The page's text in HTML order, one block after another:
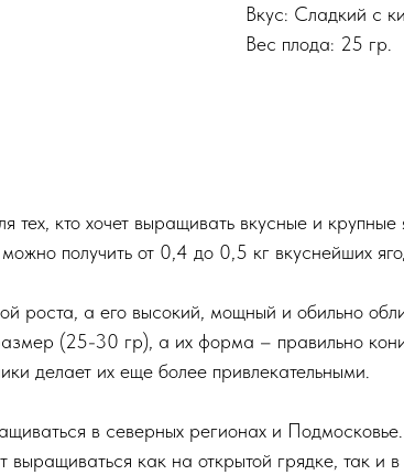
Вкус: Сладкий с
Вес плода: 25 гр.
кто хочет выращивать вкусные и
получить от 0,4 до 0,5 кг вкуснейших
роста, а его высокий, мощный и обильно
(25-30 гр), а их форма – правильно
делает их еще более привлекательными.
в северных регионах и
как на открытой грядке, так и